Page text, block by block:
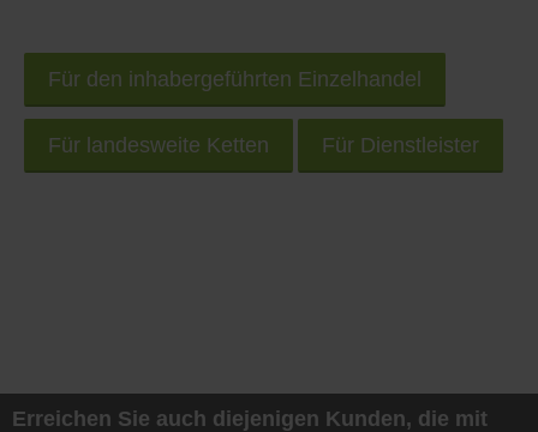
Für den inhabergeführten Einzelhandel
Für landesweite Ketten Für Dienstleister
Erreichen Sie auch diejenigen Kunden, die mit